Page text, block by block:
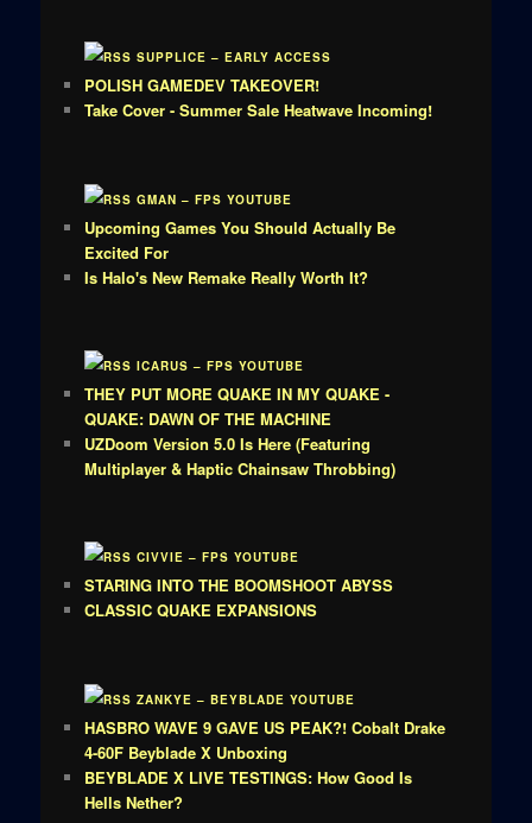
SUPPLICE – EARLY ACCESS
POLISH GAMEDEV TAKEOVER!
Take Cover - Summer Sale Heatwave Incoming!
GMAN – FPS YOUTUBE
Upcoming Games You Should Actually Be
Excited For
Is Halo's New Remake Really Worth It?
ICARUS – FPS YOUTUBE
THEY PUT MORE QUAKE IN MY QUAKE -
QUAKE: DAWN OF THE MACHINE
UZDoom Version 5.0 Is Here (Featuring
Multiplayer & Haptic Chainsaw Throbbing)
CIVVIE – FPS YOUTUBE
STARING INTO THE BOOMSHOOT ABYSS
CLASSIC QUAKE EXPANSIONS
ZANKYE – BEYBLADE YOUTUBE
HASBRO WAVE 9 GAVE US PEAK?! Cobalt Drake
4-60F Beyblade X Unboxing
BEYBLADE X LIVE TESTINGS: How Good Is
Hells Nether?